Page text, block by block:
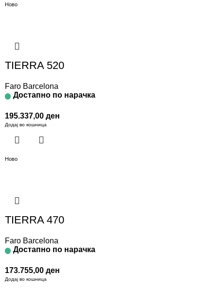
Ново
TIERRA 520
Faro Barcelona
Достапно по нарачка
195.337,00 ден
Додај во кошница
Ново
TIERRA 470
Faro Barcelona
Достапно по нарачка
173.755,00 ден
Додај во кошница